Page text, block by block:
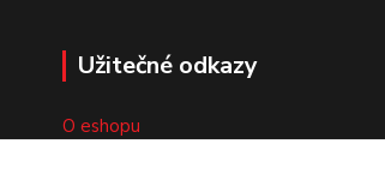
Užitečné odkazy
O eshopu